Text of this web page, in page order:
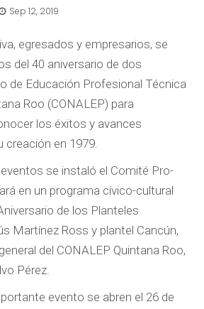
Sep 12, 2019
egresados y empresarios, se
del 40 aniversario de dos
de Educación Profesional Técnica
Roo (CONALEP) para
los éxitos y avances
creación en 1979.
se instaló el Comité Pro-
en un programa cívico-cultural
de los Planteles
Martínez Ross y plantel Cancún,
del CONALEP Quintana Roo,
Pérez.
evento se abren el 26 de